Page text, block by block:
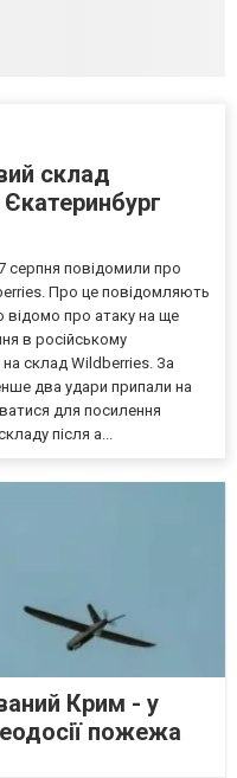
склад
серпня повідомили про
Про це повідомляють
відомо про атаку на ще
в російському
склад Wildberries. За
два удари припали на
для посилення
після а...
Крим - у
пожежа